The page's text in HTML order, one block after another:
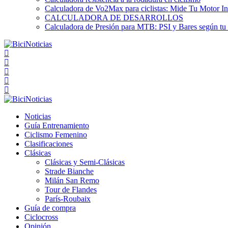
Calculadora de Vo2Max para ciclistas: Mide Tu Motor
CALCULADORA DE DESARROLLOS
Calculadora de Presión para MTB: PSI y Bares según tu
Noticias
Guía Entrenamiento
Ciclismo Femenino
Clasificaciones
Clásicas
Clásicas y Semi-Clásicas
Strade Bianche
Milán San Remo
Tour de Flandes
París-Roubaix
Guía de compra
Ciclocross
Opinión